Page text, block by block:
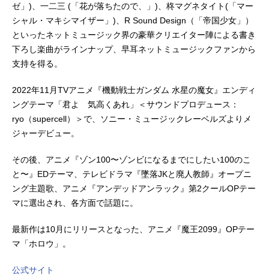
ゼ」)、一二三 (「花が落ちたので、」)、柊マグネタイト(「マー
シャル・マキシマイザー」)、R Sound Design（「帝国少女」）
といったネットミュージック界の豪華クリエイター陣による書き
下ろし楽曲がラインナップ、早耳ネットミュージックファンから
支持を得る。
2022年11月TVアニメ『機動戦士ガンダム 水星の魔女』エンディ
ングテーマ「君よ 気高くあれ」＜サウンドプロデュース：
ryo（supercell）＞で、ソニー・ミュージックレーベルズよりメ
ジャーデビュー。
その後、アニメ『ゾン100〜ゾンビになるまでにしたい100のこ
と〜』EDテーマ、テレビドラマ『墜落JKと廃人教師』オープニ
ング主題歌、アニメ『アンデッドアンラック』第2クールOPテー
マに選出され、各方面で話題に。
最新作は10月にリリースとなった、アニメ『魔王2099』OPテー
マ「ホロウ」。
公式サイト